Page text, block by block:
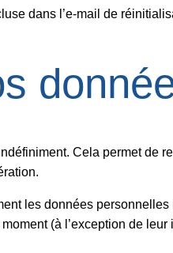
dans l’e-mail de
Cela permet de
les données
(à l’exception de